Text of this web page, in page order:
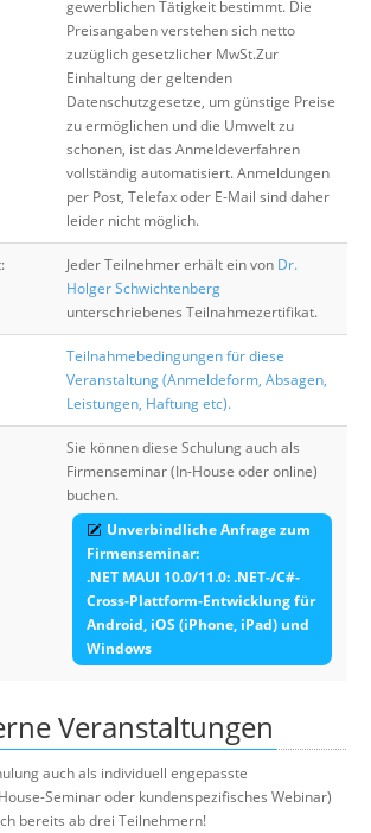
gewerblichen Tätigkeit bestimmt. Die
Preisangaben verstehen sich netto
zuzüglich gesetzlicher MwSt.Zur
Einhaltung der geltenden
Datenschutzgesetze, um günstige Preise
zu ermöglichen und die Umwelt zu
schonen, ist das Anmeldeverfahren
vollständig automatisiert. Anmeldungen
per Post, Telefax oder E-Mail sind daher
leider nicht möglich.
Jeder Teilnehmer erhält ein von Dr.
Holger Schwichtenberg
unterschriebenes Teilnahmezertifikat.
Teilnahmebedingungen für diese
Veranstaltung (Anmeldeform, Absagen,
Leistungen, Haftung etc).
Sie können diese Schulung auch als
Firmenseminar (In-House oder online)
buchen.
Unverbindliche Anfrage zum
Firmenseminar:
.NET MAUI 10.0/11.0: .NET-/C#-
Cross-Plattform-Entwicklung für
Android, iOS (iPhone, iPad) und
Windows
Veranstaltungen
auch als individuell engepasste
Seminar oder kundenspezifisches Webinar)
bereits ab drei Teilnehmern!